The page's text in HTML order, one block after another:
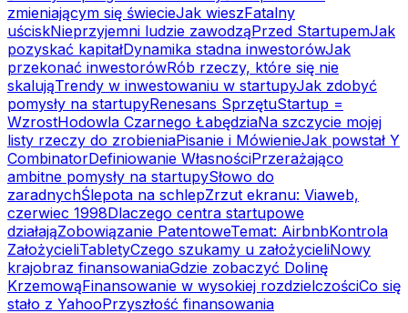
zmieniającym się świecieJak wieszFatalny
uściskNieprzyjemni ludzie zawodząPrzed StartupemJak
pozyskać kapitałDynamika stadna inwestorówJak
przekonać inwestorówRób rzeczy, które się nie
skalująTrendy w inwestowaniu w startupyJak zdobyć
pomysły na startupyRenesans SprzętuStartup =
WzrostHodowla Czarnego ŁabędziaNa szczycie mojej
listy rzeczy do zrobieniaPisanie i MówienieJak powstał Y
CombinatorDefiniowanie WłasnościPrzerażająco
ambitne pomysły na startupySłowo do
zaradnychŚlepota na schlepZrzut ekranu: Viaweb,
czerwiec 1998Dlaczego centra startupowe
działająZobowiązanie PatentoweTemat: AirbnbKontrola
ZałożycieliTabletyCzego szukamy u założycieliNowy
krajobraz finansowaniaGdzie zobaczyć Dolinę
KrzemowąFinansowanie w wysokiej rozdzielczościCo się
stało z YahooPrzyszłość finansowania